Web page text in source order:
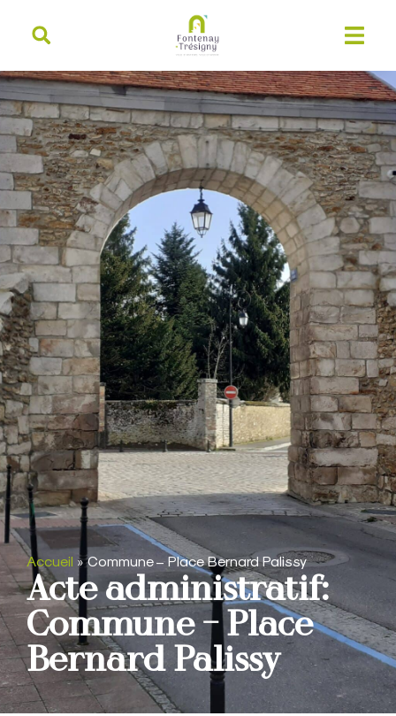
principal
Accueil »Commune – Place Bernard Palissy
Acte administratif:
Commune – Place
Bernard Palissy